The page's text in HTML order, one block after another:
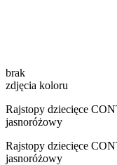
brak
zdjęcia koloru
Rajstopy dziecięce
jasnoróżowy
Rajstopy dziecięce
jasnoróżowy